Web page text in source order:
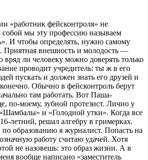
«работник фейсконтроля» не
собой мы эту профессию называем
И чтобы определять, нужно самому
Приятная внешность и молодость —
вряд ли человеку можно доверять только
проводит учредитель: ты ж в его
пускать и должен знать его друзей и
Обычно в фейсконтроль берут
там работать. Вот Паша-
по-моему, зубной протезист. Лично у
и «Голодной утки». Когда все
летний, решал алгебру в гримерках.
образованию я журналист. Попасть на
работу считаю удачей. Хотя
не назовешь: это образ жизни. А в
вообще написано «заместитель